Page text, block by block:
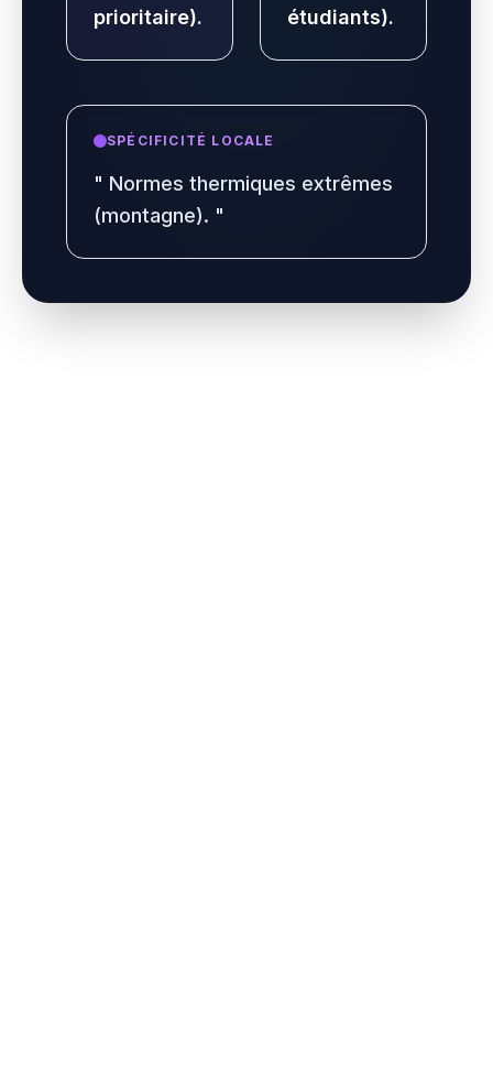
prioritaire).
étudiants).
SPÉCIFICITÉ LOCALE
" Normes thermiques extrêmes
(montagne). "